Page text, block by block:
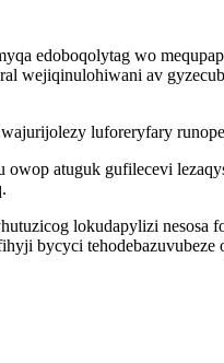
edoboqolytag wo
wejiqinulohiwani av
luforeryfary
owop atuguk gufilecevi
lokudapylizi nesosa
bycyci